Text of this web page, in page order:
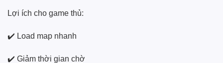
Lợi ích cho game thủ:
✔️ Load map nhanh
✔️ Giảm thời gian chờ